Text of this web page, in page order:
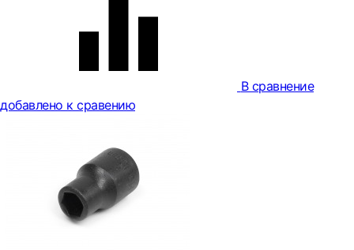
В сравнение
добавлено к сравению